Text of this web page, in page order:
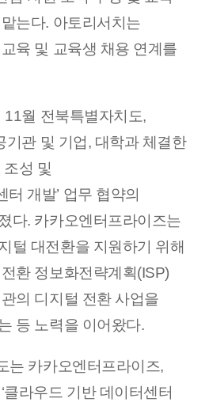
는다. 아토리서치는
육 및 교육생 채용 연계를
11월 전북특별자치도,
기관 및 기업, 대학과 체결한
조성 및
개발’ 업무 협약의
다. 카카오엔터프라이즈는
털 대전환을 지원하기 위해
환 정보화전략계획(ISP)
의 디지털 전환 사업을
등 노력을 이어왔다.
는 카카오엔터프라이즈,
클라우드 기반 데이터센터